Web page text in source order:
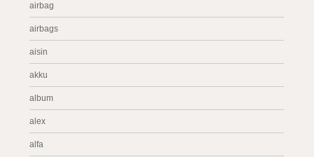
airbag
airbags
aisin
akku
album
alex
alfa